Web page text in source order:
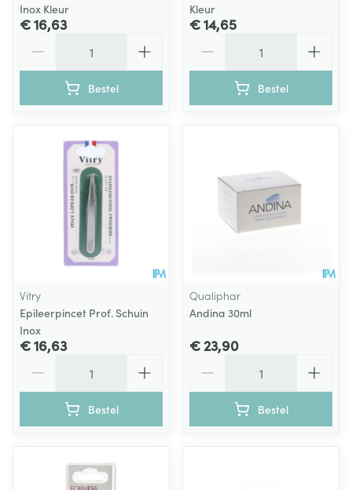
Inox Kleur
€ 16,63
Bestel
Kleur
€ 14,65
Bestel
Vitry
Epileerpincet Prof. Schuin
Inox
€ 16,63
Bestel
Qualiphar
Andina 30ml
€ 23,90
Bestel